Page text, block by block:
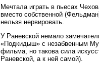
Мечтала играть в пьесах
вместо собственной
нельзя нервировать.
У Раневской немало
«Подкидыш» с незабвенным
фильма, но такова сила
Раневской, а к ней самой).